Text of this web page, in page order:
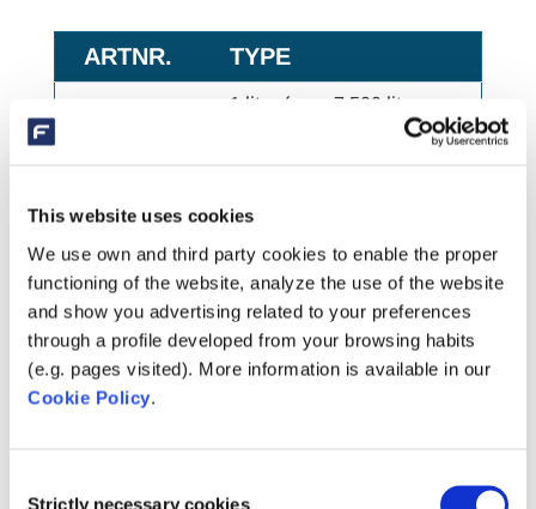
This website uses cookies
We use own and third party cookies to enable the proper
functioning of the website, analyze the use of the website
and show you advertising related to your preferences
through a profile developed from your browsing habits
(e.g. pages visited). More information is available in our
Cookie Policy.
Strictly necessary cookies
ARTNR. TYPE
1 litre (pour 7 500 litres